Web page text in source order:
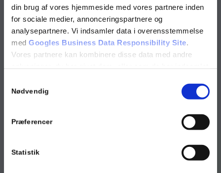
din brug af vores hjemmeside med vores partnere inden
for sociale medier, annonceringspartnere og
analysepartnere. Vi indsamler data i overensstemmelse
med Googles Business Data Responsibility Site.
Vores partnere kan kombinere disse data med andre
Nødvendig
Præferencer
Statistik